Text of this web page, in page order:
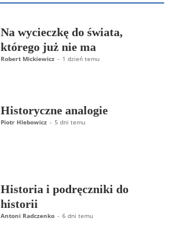
Na wycieczkę do świata,
którego już nie ma
Robert Mickiewicz - 1 dzień temu
Historyczne analogie
Piotr Hlebowicz - 5 dni temu
Historia i podręczniki do
historii
Antoni Radczenko - 6 dni temu